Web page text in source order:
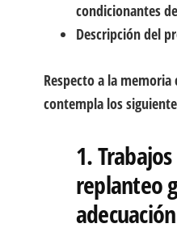
condicionantes
Descripción del
Respecto a la
contempla los
1.
replanteo